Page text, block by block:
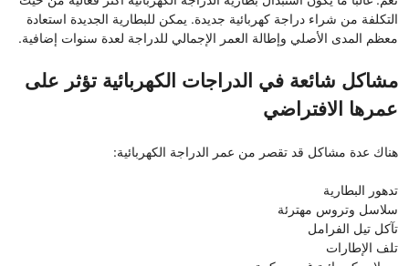
التكلفة من شراء دراجة كهربائية جديدة. يمكن للبطارية الجديدة استعادة
معظم المدى الأصلي وإطالة العمر الإجمالي للدراجة لعدة سنوات إضافية.
مشاكل شائعة في الدراجات الكهربائية تؤثر على
عمرها الافتراضي
هناك عدة مشاكل قد تقصر من عمر الدراجة الكهربائية:
تدهور البطارية
سلاسل وتروس مهترئة
تآكل تيل الفرامل
تلف الإطارات